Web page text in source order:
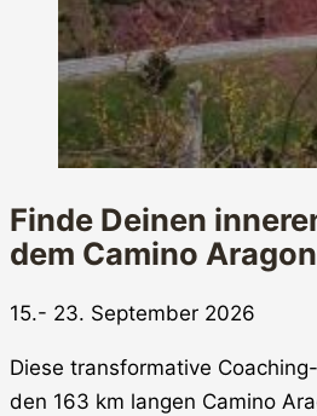
Finde Deinen
dem Camino
15.- 23. September 2026
Diese transformative
den 163 km langen Camino